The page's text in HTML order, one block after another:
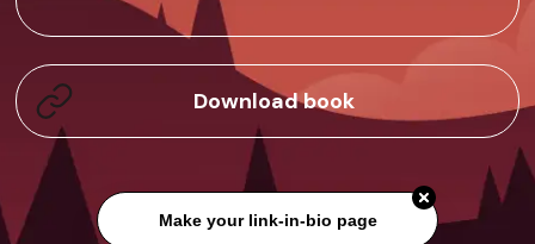
Download book
Make your link-in-bio page